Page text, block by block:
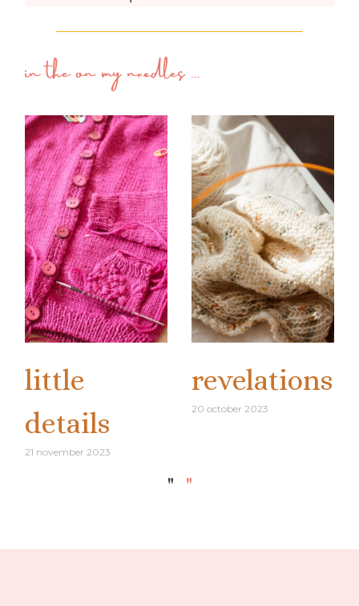
in theon my needles...
little
details
21 november 2023
revelations
20 october 2023
" "